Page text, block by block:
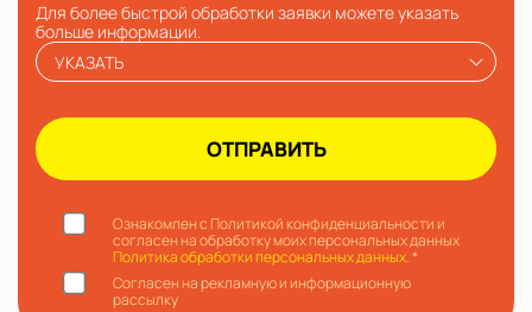
Для более быстрой обработки заявки можете указать
больше информации.
УКАЗАТЬ
Ознакомлен с Политикой конфиденциальности и
согласен на обработку моих персональных данных
Политика обработки персональных данных.*
Согласен на рекламную и информационную
рассылку